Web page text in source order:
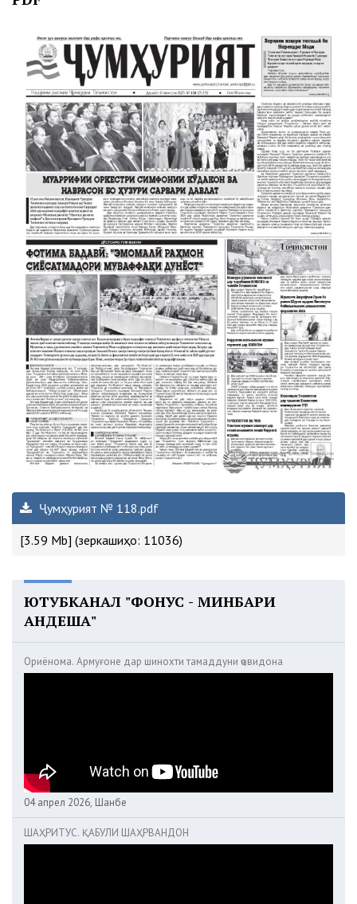
Ҷумҳурият № 118.pdf
[3.59 Mb] (зеркашиҳо: 11036)
ЮТУБКАНАЛ "ФОНУС - МИНБАРИ
АНДЕША"
Ориёнома. Армуғоне дар шинохти тамаддуни ҷовидона
04 апрел 2026, Шанбе
ШАҲРИТУС. ҚАБУЛИ ШАҲРВАНДОН